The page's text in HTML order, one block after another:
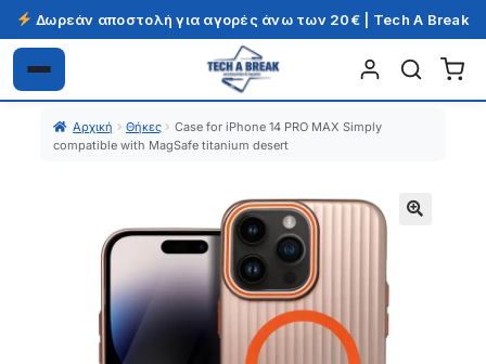
Δωρεάν αποστολή για αγορές άνω των 20€ | Tech A Break
Απευθείας
μετάβαση
πλοήγηση
Μετάβαση
σε
περιεχόμενο
Αρχική Θήκες
Case for iPhone 14 PRO MAX Simply
compatible with MagSafe titanium desert